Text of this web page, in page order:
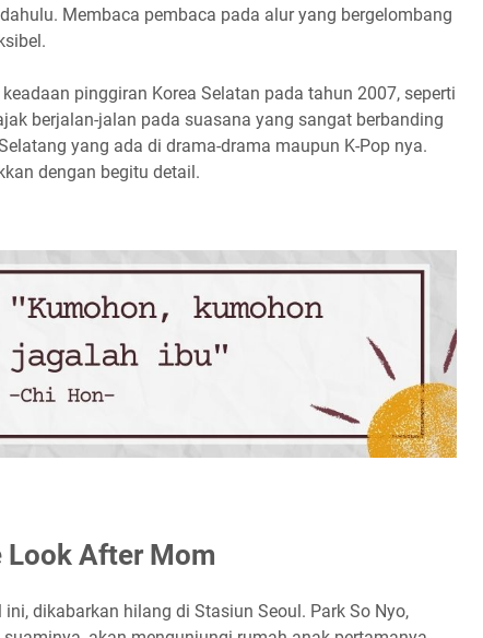
Membaca pembaca pada alur yang bergelombang
pinggiran Korea Selatan pada tahun 2007, seperti
berjalan-jalan pada suasana yang sangat berbanding
yang ada di drama-drama maupun K-Pop nya.
dengan begitu detail.
Look After Mom
dikabarkan hilang di Stasiun Seoul. Park So Nyo,